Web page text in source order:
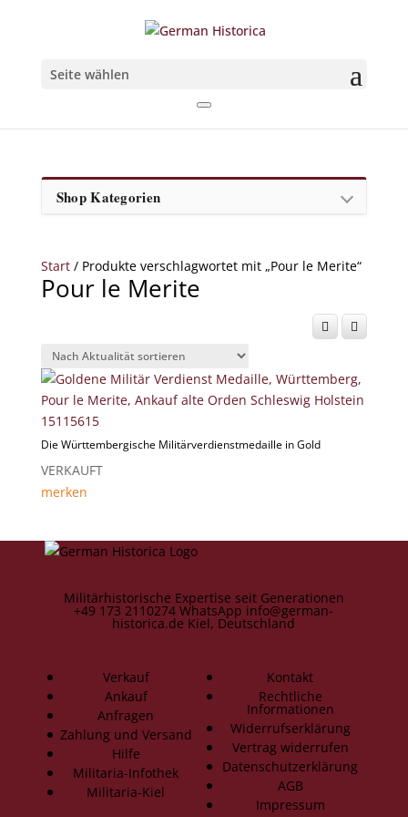
Seite wählen
Start/ Produkte verschlagwortet mit „Pour le Merite“
Pour le Merite
Die Württembergische Militärverdienstmedaille in Gold
VERKAUFT
merken
Shop Kategorien
Militärhistorische Expertise seit Generationen
+49 173 2110274 WhatsApp info@german-
historica.de Kiel, Deutschland
Verkauf
Ankauf
Anfragen
Zahlung und Versand
Hilfe
Militaria-Infothek
Militaria-Kiel
Kontakt
Rechtliche
Informationen
Widerrufserklärung
Vertrag widerrufen
Datenschutzerklärung
AGB
Impressum